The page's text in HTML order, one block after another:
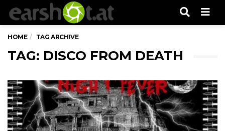
HOME TAG ARCHIVE
TAG: DISCO FROM DEATH